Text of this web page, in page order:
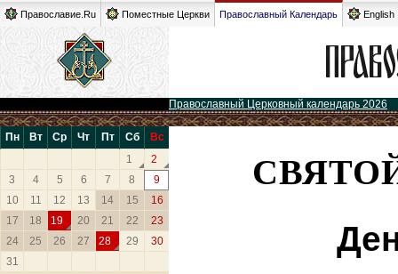
Православие.Ru Поместные Церкви Православный Календарь English
Православный Церковный календарь 2026
Пн Вт Ср Чт Пт Сб
Вс
1
2
3
4 5 6 7 8
9
10
11 12 13 14 15
16
17
18 19 20 21 22
23
24
25 26 27 28 29
30
31